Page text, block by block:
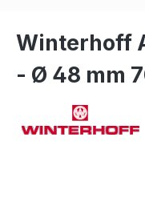
Winterhoff
- Ø 48 mm
Bildergalerie